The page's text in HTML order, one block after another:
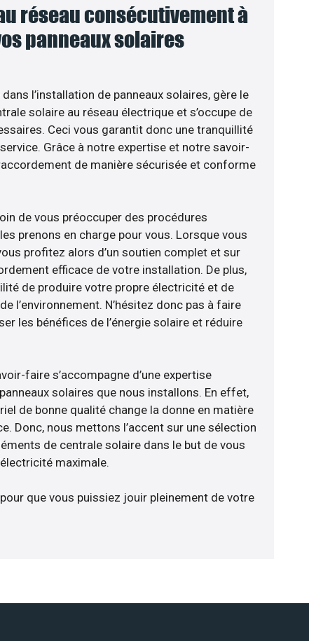
réseau consécutivement à
panneaux solaires
l’installation de panneaux solaires, gère le
solaire au réseau électrique et s’occupe de
Ceci vous garantit donc une tranquillité
Grâce à notre expertise et notre savoir-
de manière sécurisée et conforme
de vous préoccuper des procédures
prenons en charge pour vous. Lorsque vous
profitez alors d’un soutien complet et sur
efficace de votre installation. De plus,
de produire votre propre électricité et de
l’environnement. N’hésitez donc pas à faire
les bénéfices de l’énergie solaire et réduire
faire s’accompagne d’une expertise
solaires que nous installons. En effet,
de bonne qualité change la donne en matière
Donc, nous mettons l’accent sur une sélection
de centrale solaire dans le but de vous
maximale.
que vous puissiez jouir pleinement de votre